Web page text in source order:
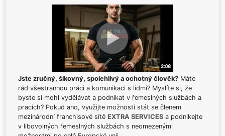
Jste zručný, šikovný, spolehlivý a ochotný člověk? Máte
rád všestrannou práci a komunikaci s lidmi? Myslíte si, že
byste si mohl vydělávat a podnikat v řemeslných službách a
pracích? Pokud ano, využijte možnosti stát se členem
mezinárodní franchisové sítě EXTRA SERVICES a podnikejte
v libovolných řemeslných službách s neomezenými